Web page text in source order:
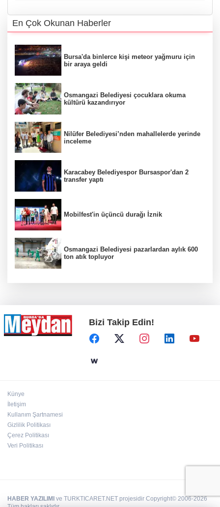
En Çok Okunan Haberler
Bursa'da binlerce kişi meteor yağmuru için
bir araya geldi
Osmangazi Belediyesi çocuklara okuma
kültürü kazandırıyor
Nilüfer Belediyesi’nden mahallelerde yerinde
inceleme
Karacabey Belediyespor Bursaspor'dan 2
transfer yaptı
Mobilfest'in üçüncü durağı İznik
Osmangazi Belediyesi pazarlardan aylık 600
ton atık topluyor
Bizi Takip Edin!
Künye
İletişim
Kullanım Şartnamesi
Gizlilik Politikası
Çerez Politikası
Veri Politikası
HABER YAZILIMI ve TURKTICARET.NET projesidir Copyright© 2006-2026